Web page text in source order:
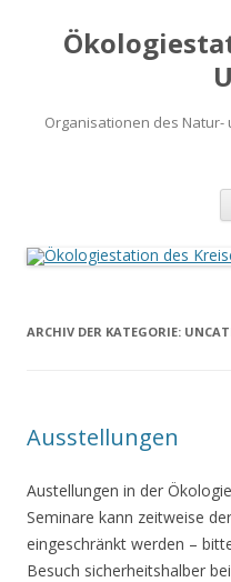
Organisationen des
ARCHIV DER KATEGORIE:
Ausstellungen
Austellungen in der
Seminare kann zeitweise
eingeschränkt werden –
Besuch sicherheitshalber